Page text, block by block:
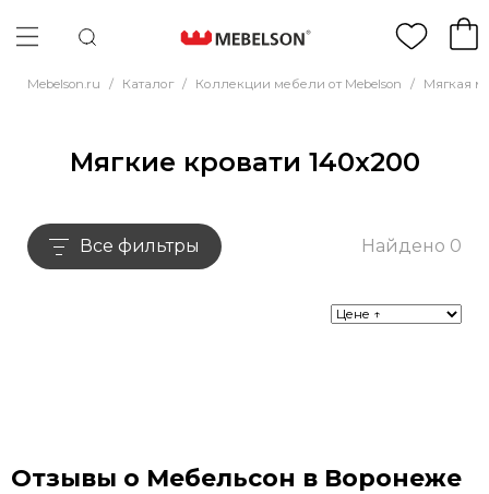
Mebelson.ru / Каталог / Коллекции мебели от Mebelson / Мягкая
Мягкие кровати 140х200
Все фильтры Найдено 0
Отзывы о Мебельсон в Воронеже